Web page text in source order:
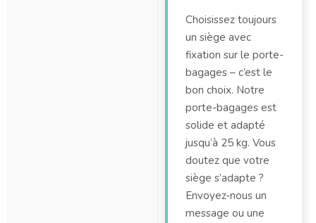
Choisissez toujours
un siège avec
fixation sur le porte-
bagages – c’est le
bon choix. Notre
porte-bagages est
solide et adapté
jusqu’à 25 kg. Vous
doutez que votre
siège s’adapte ?
Envoyez-nous un
message ou une